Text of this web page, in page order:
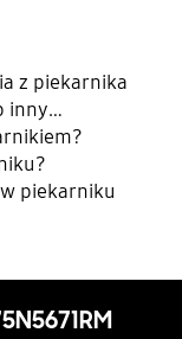
z piekarnika
inny
piekarniku